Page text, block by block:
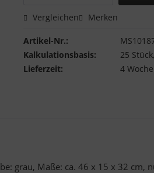
Vergleichen Merken
Artikel-Nr.:
Kalkulationsbasis:
25
Lieferzeit:
4
grau, Maße: ca. 46 x 15 x 32 cm,